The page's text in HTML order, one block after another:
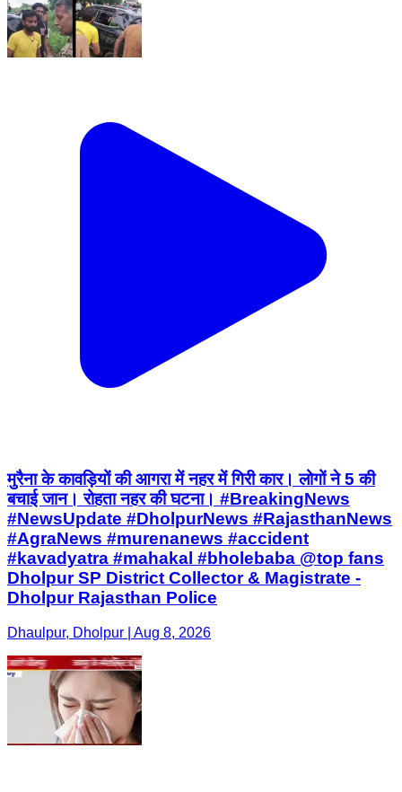
मुरैना के कावड़ियों की आगरा में नहर में गिरी कार। लोगों ने 5 की
बचाई जान। रोहता नहर की घटना। #BreakingNews
#NewsUpdate #DholpurNews #RajasthanNews
#AgraNews #murenanews #accident
#kavadyatra #mahakal #bholebaba @top fans
Dholpur SP District Collector & Magistrate -
Dholpur Rajasthan Police
Dhaulpur, Dholpur | Aug 8, 2026